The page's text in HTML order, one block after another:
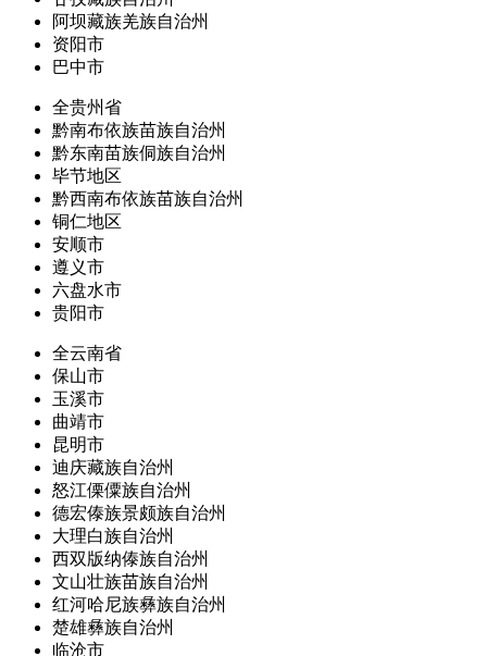
阿坝藏族羌族自治州
资阳市
巴中市
全贵州省
黔南布依族苗族自治州
黔东南苗族侗族自治州
毕节地区
黔西南布依族苗族自治州
铜仁地区
安顺市
遵义市
六盘水市
贵阳市
全云南省
保山市
玉溪市
曲靖市
昆明市
迪庆藏族自治州
怒江傈僳族自治州
德宏傣族景颇族自治州
大理白族自治州
西双版纳傣族自治州
文山壮族苗族自治州
红河哈尼族彝族自治州
楚雄彝族自治州
临沧市